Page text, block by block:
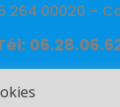
264 00020 –